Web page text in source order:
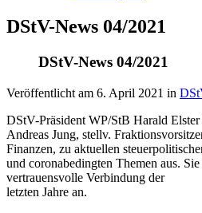
DStV-News 04/2021
DStV-News 04/2021
Veröffentlicht am 6. April 2021 in
DStV-Präsident WP/StB Harald
Andreas Jung, stellv.
Finanzen, zu aktuellen
und coronabedingten Themen aus.
vertrauensvolle Verbindung der
letzten Jahre an.